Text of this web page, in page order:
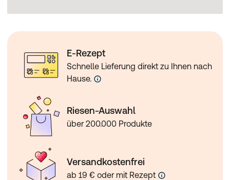
E-Rezept
Schnelle Lieferung direkt zu Ihnen nach
Hause.
Riesen-Auswahl
über 200.000 Produkte
Versandkostenfrei
ab 19 € oder mit Rezept